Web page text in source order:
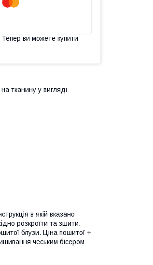
Тепер ви можете купити
тканину у вигляді
в якій вказано
розкроїти та зшити.
блузи. Ціна пошитої +
чеським бісером